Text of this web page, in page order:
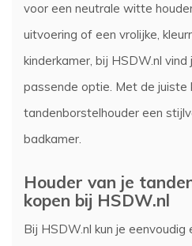
voor een neutrale witte
uitvoering of een vrolijke,
kinderkamer, bij HSDW.nl
passende optie. Met de juiste
tandenborstelhouder een
badkamer.
Houder van je
kopen bij HSDW.nl
Bij HSDW.nl kun je eenvoudig